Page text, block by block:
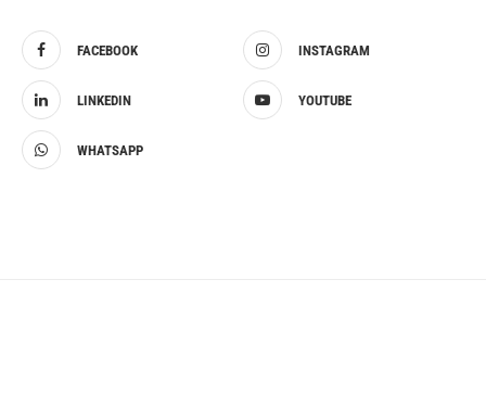
FACEBOOK INSTAGRAM
LINKEDIN YOUTUBE
WHATSAPP